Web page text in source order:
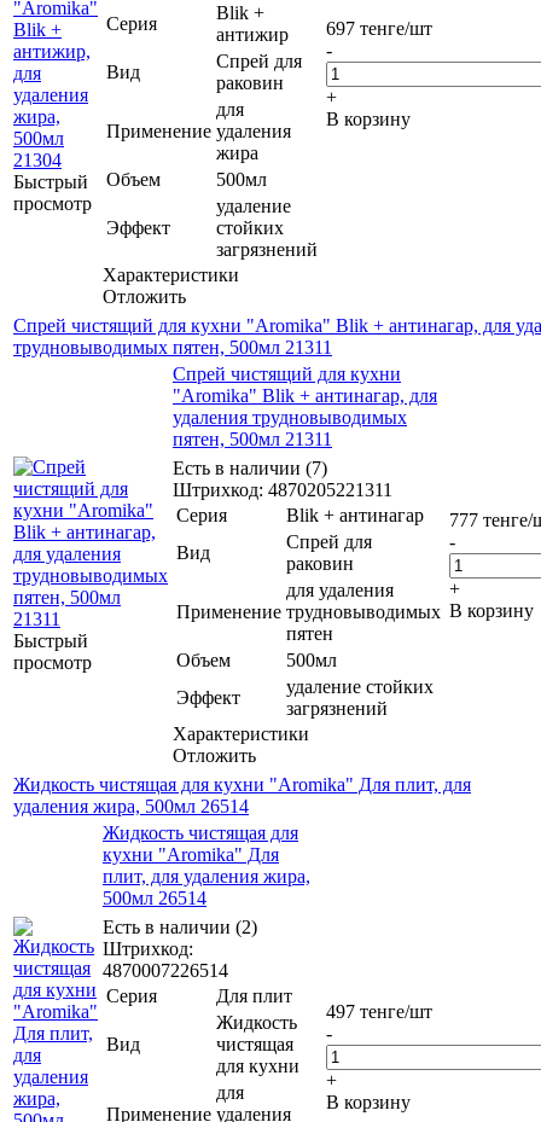
Быстрый
просмотр
Серия
Blik +
антижир
Вид
Спрей для
раковин
Применение
для
удаления
жира
Объем
500мл
Эффект
удаление
стойких
загрязнений
Характеристики
Отложить
697 тенге/шт
-
+
В корзину
Спрей чистящий для кухни "Aromika" Blik + антинагар, для
трудновыводимых пятен, 500мл 21311
Быстрый
просмотр
Спрей чистящий для кухни
"Aromika" Blik + антинагар, для
удаления трудновыводимых
пятен, 500мл 21311
Есть в наличии (7)
Штрихкод: 4870205221311
Серия
Blik + антинагар
Вид
Спрей для
раковин
Применение
для удаления
трудновыводимых
пятен
Объем
500мл
Эффект
удаление стойких
загрязнений
Характеристики
Отложить
777 тенге/
-
+
В корзину
Жидкость чистящая для кухни "Aromika" Для плит, для
удаления жира, 500мл 26514
Жидкость чистящая для
кухни "Aromika" Для
плит, для удаления жира,
500мл 26514
Есть в наличии (2)
Штрихкод:
4870007226514
Серия
Для плит
Вид
Жидкость
чистящая
для кухни
Применение
для
удаления
497 тенге/шт
-
+
В корзину